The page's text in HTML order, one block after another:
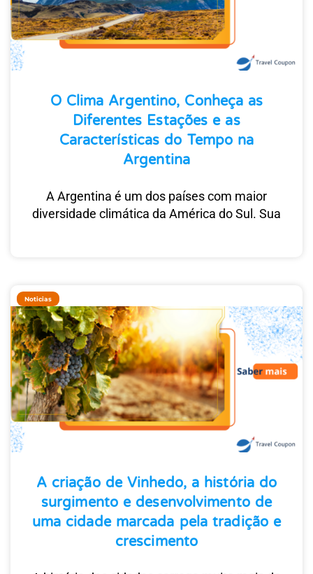
O Clima Argentino, Conheça as
Diferentes Estações e as
Características do Tempo na
Argentina
A Argentina é um dos países com maior
diversidade climática da América do Sul. Sua
Noticias
A criação de Vinhedo, a história do
surgimento e desenvolvimento de
uma cidade marcada pela tradição e
crescimento